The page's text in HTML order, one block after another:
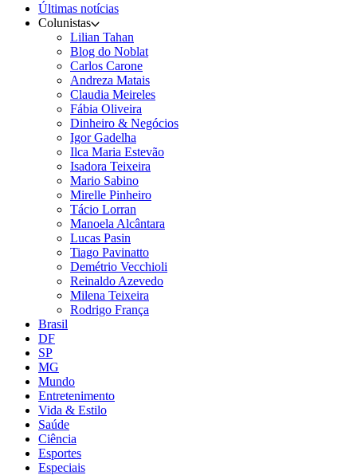
Últimas notícias
Colunistas
Lilian Tahan
Blog do Noblat
Carlos Carone
Andreza Matais
Claudia Meireles
Fábia Oliveira
Dinheiro & Negócios
Igor Gadelha
Ilca Maria Estevão
Isadora Teixeira
Mario Sabino
Mirelle Pinheiro
Tácio Lorran
Manoela Alcântara
Lucas Pasin
Tiago Pavinatto
Demétrio Vecchioli
Reinaldo Azevedo
Milena Teixeira
Rodrigo França
Brasil
DF
SP
MG
Mundo
Entretenimento
Vida & Estilo
Saúde
Ciência
Esportes
Especiais